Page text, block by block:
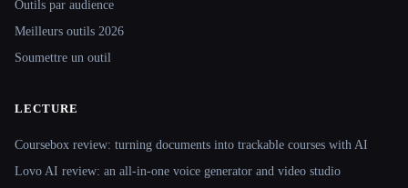
Outils par audience
Meilleurs outils 2026
Soumettre un outil
LECTURE
Coursebox review: turning documents into trackable courses with AI
Lovo AI review: an all-in-one voice generator and video studio